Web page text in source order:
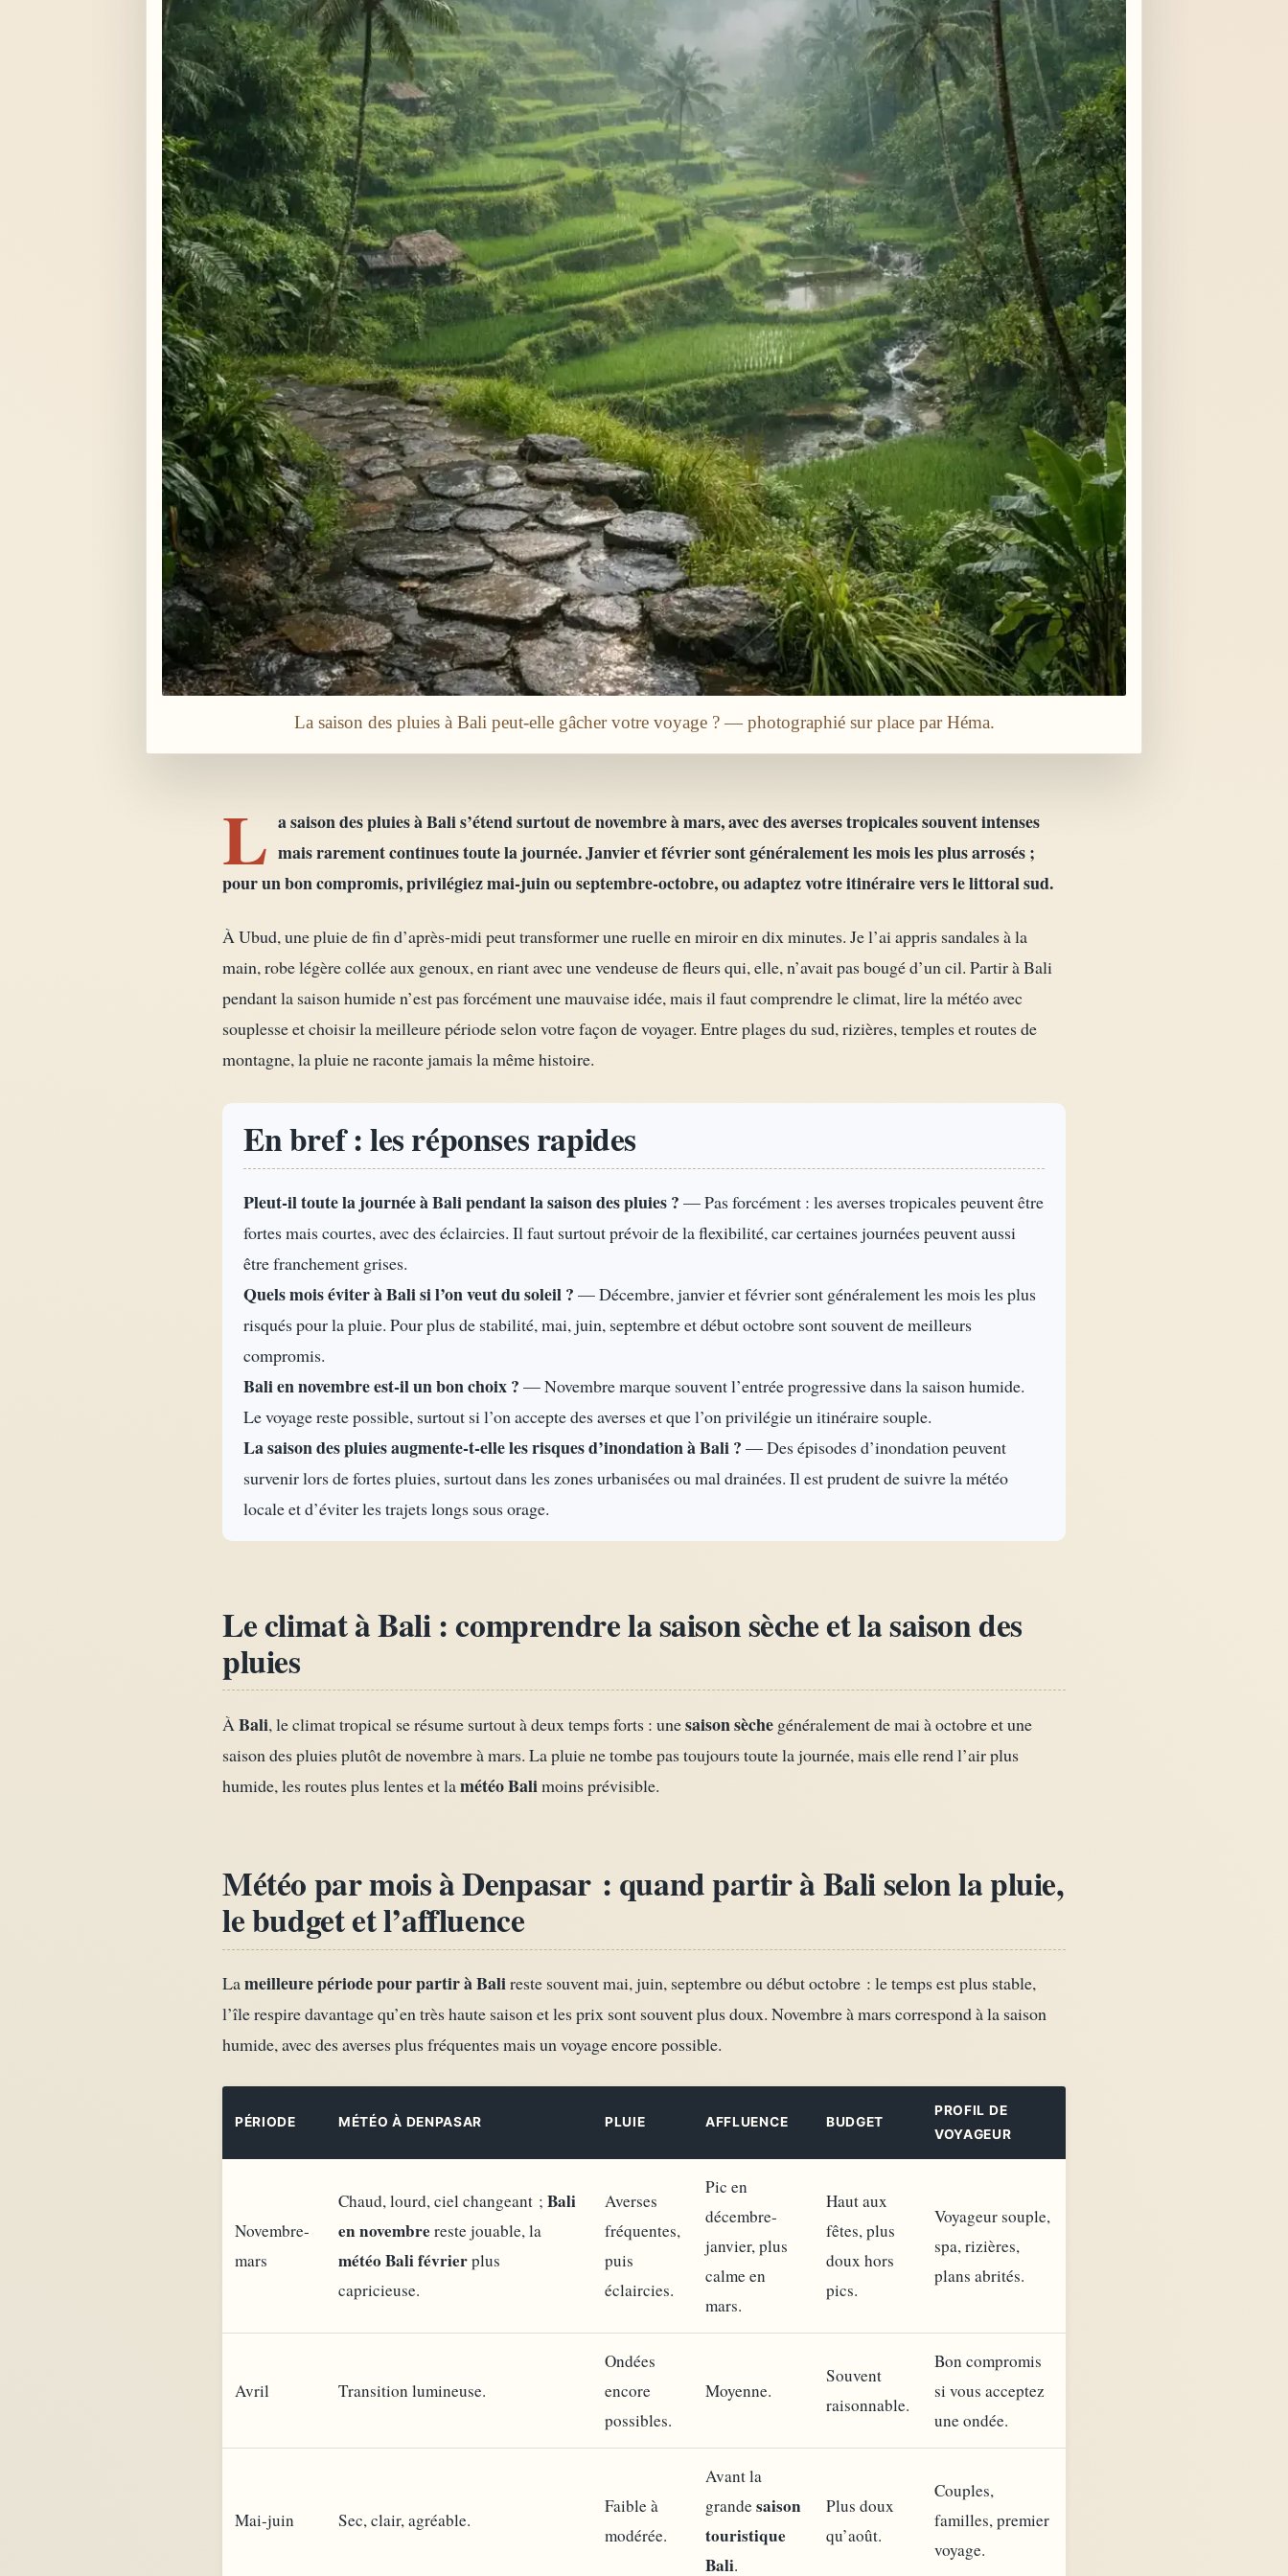
La saison des pluies à Bali peut-elle gâcher votre voyage ? — photographié sur place par Héma.
L a saison des pluies à Bali s’étend surtout de novembre à mars, avec des averses tropicales souvent intenses
mais rarement continues toute la journée. Janvier et février sont généralement les mois les plus arrosés ;
pour un bon compromis, privilégiez mai-juin ou septembre-octobre, ou adaptez votre itinéraire vers le littoral sud.
À Ubud, une pluie de fin d’après-midi peut transformer une ruelle en miroir en dix minutes. Je l’ai appris sandales à la
main, robe légère collée aux genoux, en riant avec une vendeuse de fleurs qui, elle, n’avait pas bougé d’un cil. Partir à Bali
pendant la saison humide n’est pas forcément une mauvaise idée, mais il faut comprendre le climat, lire la météo avec
souplesse et choisir la meilleure période selon votre façon de voyager. Entre plages du sud, rizières, temples et routes de
montagne, la pluie ne raconte jamais la même histoire.
En bref : les réponses rapides
Pleut-il toute la journée à Bali pendant la saison des pluies ? — Pas forcément : les averses tropicales peuvent être
fortes mais courtes, avec des éclaircies. Il faut surtout prévoir de la flexibilité, car certaines journées peuvent aussi
être franchement grises.
Quels mois éviter à Bali si l’on veut du soleil ? — Décembre, janvier et février sont généralement les mois les plus
risqués pour la pluie. Pour plus de stabilité, mai, juin, septembre et début octobre sont souvent de meilleurs
compromis.
Bali en novembre est-il un bon choix ? — Novembre marque souvent l’entrée progressive dans la saison humide.
Le voyage reste possible, surtout si l’on accepte des averses et que l’on privilégie un itinéraire souple.
La saison des pluies augmente-t-elle les risques d’inondation à Bali ? — Des épisodes d’inondation peuvent
survenir lors de fortes pluies, surtout dans les zones urbanisées ou mal drainées. Il est prudent de suivre la météo
locale et d’éviter les trajets longs sous orage.
Le climat à Bali : comprendre la saison sèche et la saison des
pluies
ÀBali, le climat tropical se résume surtout à deux temps forts : unesaison sèche généralement de mai à octobre et une
saison des pluies plutôt de novembre à mars. La pluie ne tombe pas toujours toute la journée, mais elle rend l’air plus
humide, les routes plus lentes et lamétéo Balimoins prévisible.
Météo par mois à Denpasar : quand partir à Bali selon la pluie,
le budget et l’affluence
Lameilleure période pour partir à Balireste souvent mai, juin, septembre ou début octobre : le temps est plus stable,
l’île respire davantage qu’en très haute saison et les prix sont souvent plus doux. Novembre à mars correspond à la saison
humide, avec des averses plus fréquentes mais un voyage encore possible.
PÉRIODE MÉTÉO À DENPASAR PLUIE AFFLUENCE BUDGET
PROFIL DE
VOYAGEUR
Novembre-
mars
Chaud, lourd, ciel changeant ; Bali
en novembre reste jouable, la
météo Bali févrierplus
capricieuse.
Averses
fréquentes,
puis
éclaircies.
Pic en
décembre-
janvier, plus
calme en
mars.
Haut aux
fêtes, plus
doux hors
pics.
Voyageur souple,
spa, rizières,
plans abrités.
Avril Transition lumineuse.
Ondées
encore
possibles.
Moyenne.
Souvent
raisonnable.
Bon compromis
si vous acceptez
une ondée.
Mai-juin Sec, clair, agréable.
Faible à
modérée.
Avant la
grande saison
touristique
Bali.
Plus doux
qu’août.
Couples,
familles, premier
voyage.